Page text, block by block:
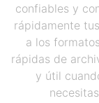
confiables y
rápidamente
a los
rápidas de
y útil